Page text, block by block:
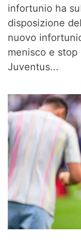
infortunio ha
disposizione
nuovo
menisco e stop
Juventus...